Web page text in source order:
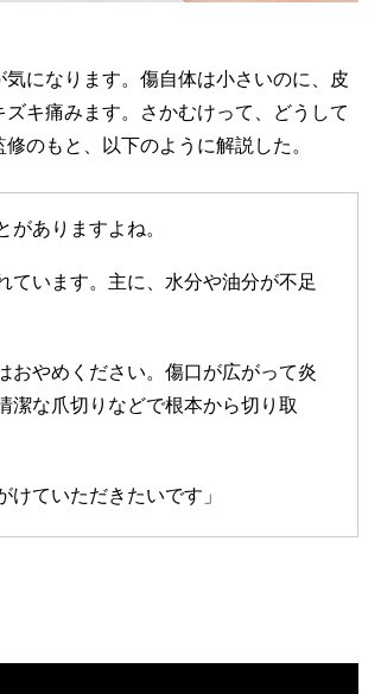
になります。傷自体は小さいのに、皮
キ痛みます。さかむけって、どうして
のもと、以下のように解説した。
がありますよね。
ています。主に、水分や油分が不足
おやめください。傷口が広がって炎
潔な爪切りなどで根本から切り取
ていただきたいです」